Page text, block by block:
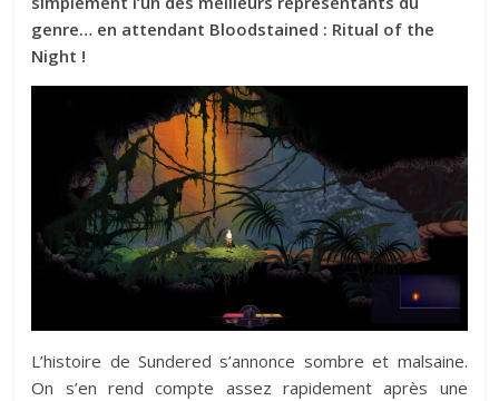
genre… en attendant Bloodstained : Ritual of the
Night !
L’histoire de Sundered s’annonce sombre et malsaine.
On s’en rend compte assez rapidement après une